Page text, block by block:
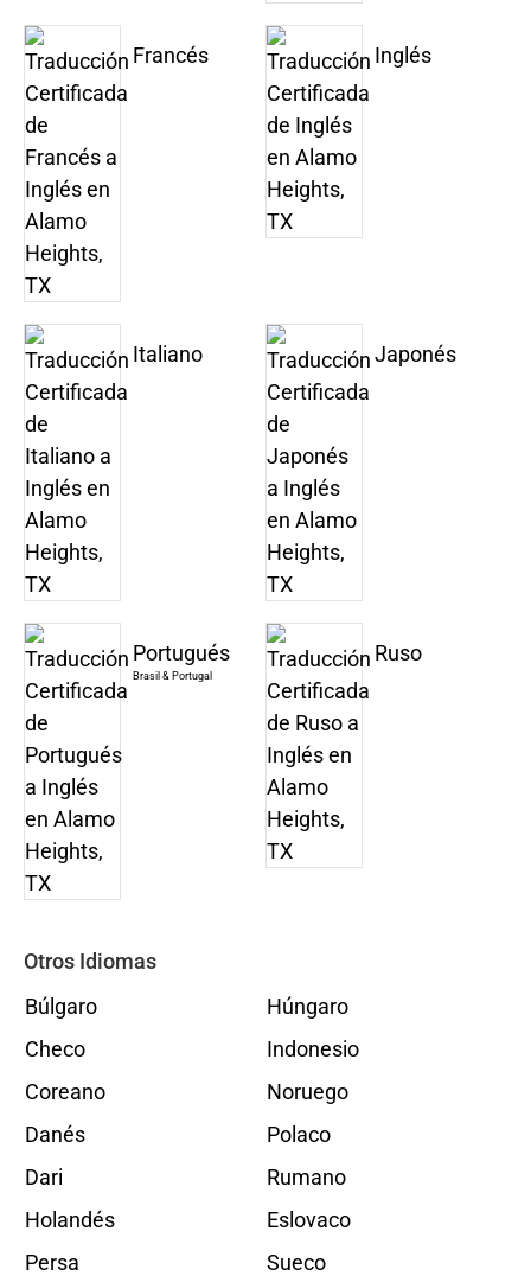
Francés Inglés
Italiano Japonés
Portugués
Brasil & Portugal
Ruso
Otros Idiomas
Búlgaro
Checo
Coreano
Danés
Dari
Holandés
Persa
Húngaro
Indonesio
Noruego
Polaco
Rumano
Eslovaco
Sueco